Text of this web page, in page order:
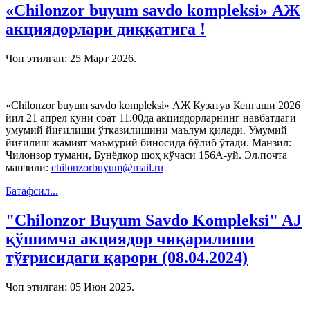
«Chilonzor buyum savdo komplеksi» АЖ
акциядорлари диққатига !
Чоп этилган: 25 Март 2026.
«Chilonzor buyum savdo komplеksi» АЖ Кузатув Кенгаши 2026
йил 21 апрел куни соат 11.00да акциядорларнинг навбатдаги
умумий йиғилиши ўтказилишини маълум қилади. Умумий
йиғилиш жамият маъмурий биносида бўлиб ўтади. Манзил:
Чилонзор тумани, Бунёдкор шоҳ кўчаси 156А-уй. Эл.почта
манзили: chilonzorbuyum@mail.ru
Батафсил...
"Chilonzor Buyum Savdo Kompleksi" AJ
қўшимча акциядор чиқарилиши
тўғрисидаги қарори (08.04.2024)
Чоп этилган: 05 Июн 2025.